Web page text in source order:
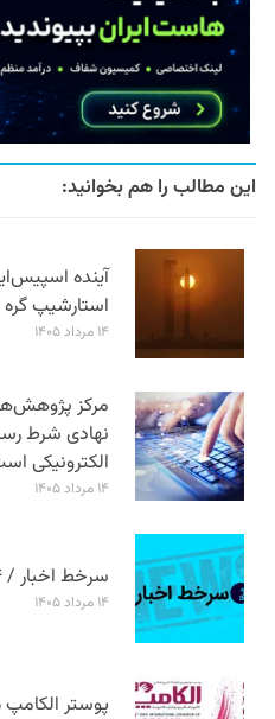
این مطالب را هم بخوانید:
آینده
استارشیپ
۱۴ مرداد ۱۴۰۵
مرکز
الکترونیکی
۱۴ مرداد ۱۴۰۵
سرخط اخبار / ۱۴ مرداد ۱۴۰۵
۱۴ مرداد ۱۴۰۵